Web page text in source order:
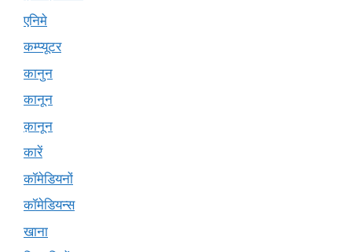
एनिमे
कम्प्यूटर
कानुन
कानून
क़ानून
कारें
कॉमेडियनों
कॉमेडियन्स
खाना